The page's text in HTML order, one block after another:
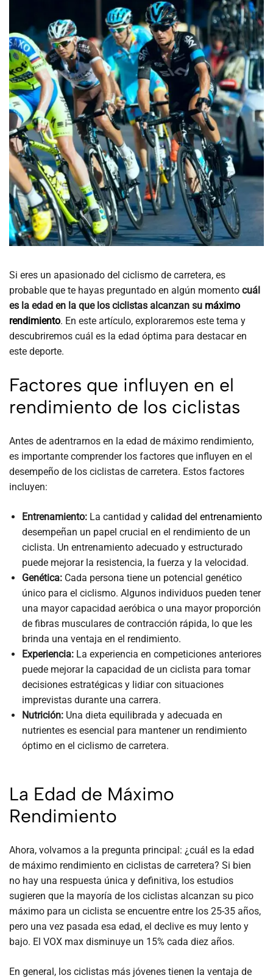
Si eres un apasionado del ciclismo de carretera, es
probable que te hayas preguntado en algún momento cuál
es la edad en la que los ciclistas alcanzan su máximo
rendimiento. En este artículo, exploraremos este tema y
descubriremos cuál es la edad óptima para destacar en
este deporte.
Factores que influyen en el
rendimiento de los ciclistas
Antes de adentrarnos en la edad de máximo rendimiento,
es importante comprender los factores que influyen en el
desempeño de los ciclistas de carretera. Estos factores
incluyen:
Entrenamiento:La cantidad y calidad del entrenamiento
desempeñan un papel crucial en el rendimiento de un
ciclista. Un entrenamiento adecuado y estructurado
puede mejorar la resistencia, la fuerza y la velocidad.
Genética:Cada persona tiene un potencial genético
único para el ciclismo. Algunos individuos pueden tener
una mayor capacidad aeróbica o una mayor proporción
de fibras musculares de contracción rápida, lo que les
brinda una ventaja en el rendimiento.
Experiencia:La experiencia en competiciones anteriores
puede mejorar la capacidad de un ciclista para tomar
decisiones estratégicas y lidiar con situaciones
imprevistas durante una carrera.
Nutrición:Una dieta equilibrada y adecuada en
nutrientes es esencial para mantener un rendimiento
óptimo en el ciclismo de carretera.
La Edad de Máximo
Rendimiento
Ahora, volvamos a la pregunta principal: ¿cuál es la edad
de máximo rendimiento en ciclistas de carretera? Si bien
no hay una respuesta única y definitiva, los estudios
sugieren que la mayoría de los ciclistas alcanzan su pico
máximo para un ciclista se encuentre entre los 25-35 años,
pero una vez pasada esa edad, el declive es muy lento y
bajo. El VOX max disminuye un 15% cada diez años.
En general, los ciclistas más jóvenes tienen la ventaja de